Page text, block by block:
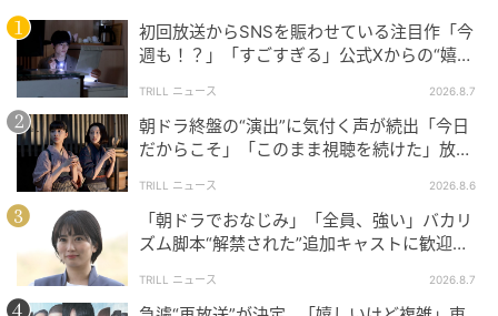
ない時間が続くほど、こちら側も物語に没入してい
く。
感染症患者の着替えを想定した実習で、患者役のトメ
を心配するあまり、りんは家族を看病するように顔を
近づけてしまう。その瞬間、バーンズ先生の一喝が落
ちる。
“あなたは今、大勢の人を見捨てたのと同じ”……冷酷に
聞こえる物言いが示すのは、仮に至らない看護で自身
が感染してしまったら、次に救えるはずの患者を救え
初回放送からSNSを賑わせている注目作「今
週も！？」「すごすぎる」公式Xからの“嬉し
TRILL ニュース 2026.8.7
朝ドラ終盤の“演出”に気付く声が続出「今日
だからこそ」「このまま視聴を続けた」放送
TRILL ニュース 2026.8.6
「朝ドラでおなじみ」「全員、強い」バカリ
ズム脚本“解禁された”追加キャストに歓迎の
TRILL ニュース 2026.8.7